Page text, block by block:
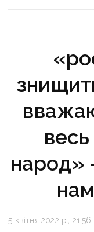
народ»
5 квітня 2022 р., 21:56